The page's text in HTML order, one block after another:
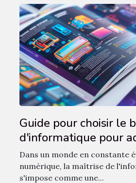
Guide pour choisir le
d'informatique pour
Dans un monde en constante
numérique, la maîtrise de
s'impose comme une...